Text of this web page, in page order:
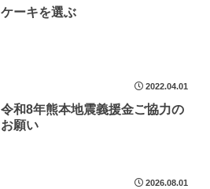
ケーキを選ぶ
2022.04.01
令和8年熊本地震義援金ご協力の
お願い
2026.08.01